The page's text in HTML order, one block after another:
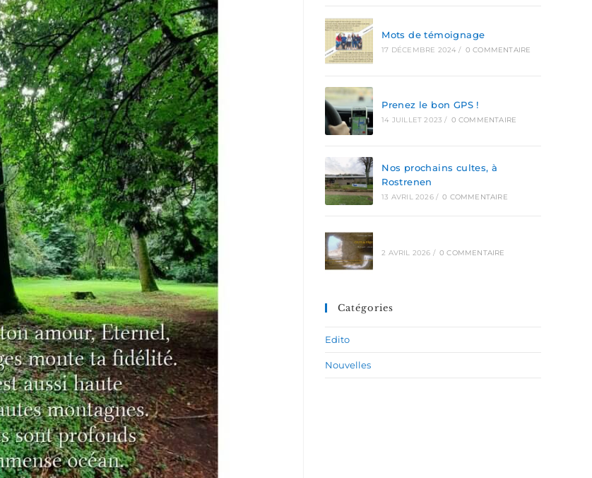
Mots de témoignage
17 DÉCEMBRE 2024 / 0 COMMENTAIRE
Prenez le bon GPS !
14 JUILLET 2023 / 0 COMMENTAIRE
Nos prochains cultes, à
Rostrenen
13 AVRIL 2026 / 0 COMMENTAIRE
2 AVRIL 2026 / 0 COMMENTAIRE
Catégories
Edito
Nouvelles